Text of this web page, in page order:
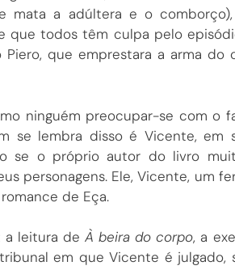
mata a adúltera e o
que todos têm culpa pelo
que emprestara a arma
ninguém preocupar-se com o
se lembra disso é Vicente, em
se o próprio autor do livro
personagens. Ele, Vicente, um
de Eça.
a leitura deÀ beira do corpo, a
em que Vicente é julgado,